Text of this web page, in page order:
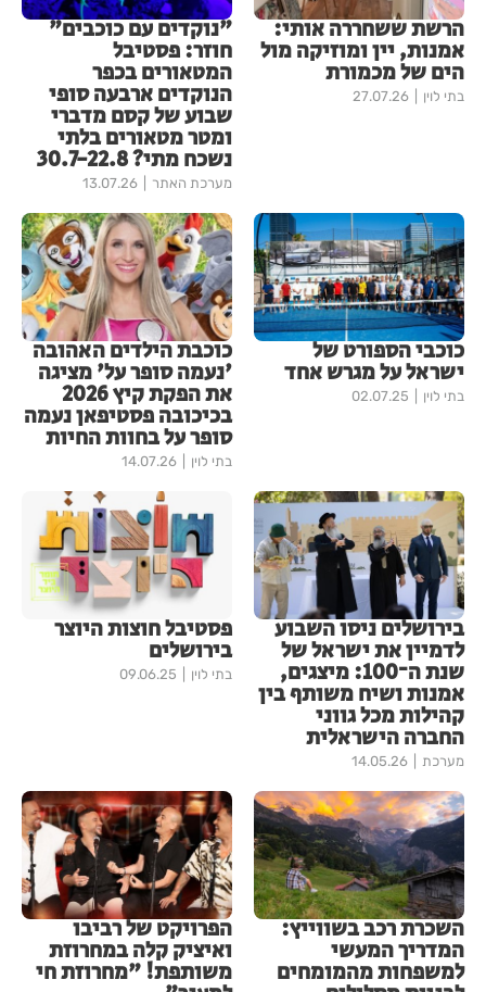
הרשת ששחררה אותי:
אמנות, יין ומוזיקה מול
הים של מכמורת
בתי לוין 27.07.26
"נוקדים עם כוכבים"
חוזר: פסטיבל
המטאורים בכפר
הנוקדים ארבעה סופי
שבוע של קסם מדברי
ומטר מטאורים בלתי
נשכח מתי? 30.7-22.8
מערכת האתר 13.07.26
כוכבי הספורט של
ישראל על מגרש אחד
בתי לוין 02.07.25
כוכבת הילדים האהובה
'נעמה סופר על' מציגה
את הפקת קיץ 2026
בכיכובה פסטיפאן נעמה
סופר על בחוות החיות
בתי לוין 14.07.26
בירושלים ניסו השבוע
לדמיין את ישראל של
שנת ה־100: מיצגים,
אמנות ושיח משותף בין
קהילות מכל גווני
החברה הישראלית
מערכת 14.05.26
פסטיבל חוצות היוצר
בירושלים
בתי לוין 09.06.25
השכרת רכב בשווייץ:
המדריך המעשי
למשפחות מהמומחים
הפרויקט של רביבו
ואיציק קלה במחרוזת
משותפת! "מחרוזת חי